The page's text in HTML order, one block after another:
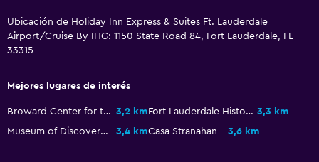
Plancha y tabla de planchar
Ubicación de Holiday Inn Express & Suites Ft. Lauderdale
Airport/Cruise By IHG: 1150 State Road 84, Fort Lauderdale, FL
33315
Mejores lugares de interés
Broward Center for the Performing Arts 3,2 km Fort Lauderdale History Center 3,3 km
Museum of Discovery and Science
3,4 kmCasa Stranahan 3,6 km